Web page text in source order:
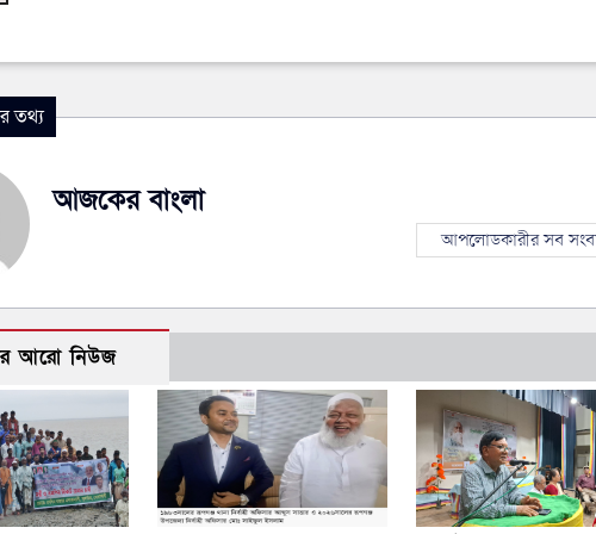
তথ্য
আজকের বাংলা
আপলোডকারীর সব
আরো নিউজ